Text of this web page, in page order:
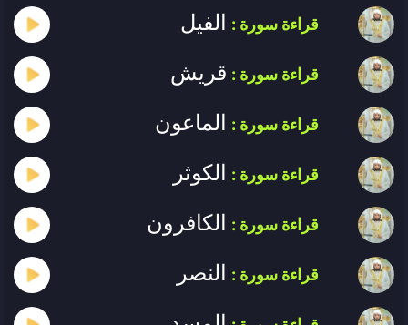
قراءة سورة : الفيل
قراءة سورة : قريش
قراءة سورة : الماعون
قراءة سورة : الكوثر
قراءة سورة : الكافرون
قراءة سورة : النصر